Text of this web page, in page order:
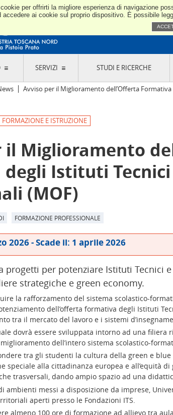
per offrirti la migliore esperienza di navigazione
accedere ai cookie sul proprio dispositivo. È possibile
ASSOCIATIVI
PUBBLICI
DI LUCCA,
GOVERNANCE
SEZIONI MERCEOLOGICHE
DESIGNAZIONE
ORGANI DI CONTROLLO
COMITATO PICCOLA
INDUSTRIA
GIOVANI IMPRENDITORI
SERVIZI
RISERVATI AI SOCI
STUDI E RICERCHE
NEWS
Avviso per il Miglioramento dell’Offerta
FORMAZIONE E ISTRUZIONE
il Miglioramento
Istituti
(MOF)
FORMAZIONE PROFESSIONALE
2026 - Scade il: 1 aprile 2026
progetti per potenziare Istituti Tecnici
strategiche e green economy.
la rafforzamento del sistema scolastico-
dell’offerta formativa degli Istituti
tra il mercato del lavoro e i sistemi
dovrà essere sviluppata intorno ad una
dell’intero sistema scolastico-
tra gli studenti la cultura della green e blue
speciale alla cittadinanza europea e all’equità
trasversali, dando ampio spazio ad una
ambienti messi a disposizione da imprese,
aperti presso le Fondazioni ITS.
almeno 100 ore di formazione ad allievo tra